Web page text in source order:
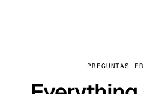
PREGUNTAS